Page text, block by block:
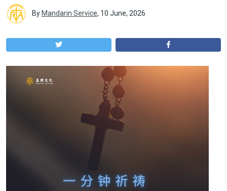
By Mandarin Service, 10 June, 2026